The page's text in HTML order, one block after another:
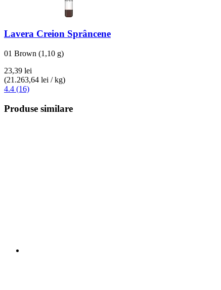
Lavera Creion Sprâncene
01 Brown (1,10 g)
23,39 lei
(21.263,64 lei / kg)
4.4 (16)
Produse similare